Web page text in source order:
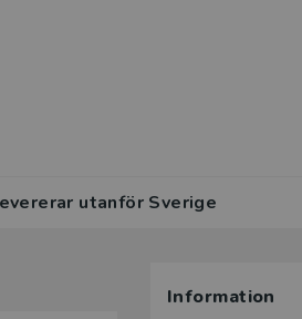
utanför Sverige
Information